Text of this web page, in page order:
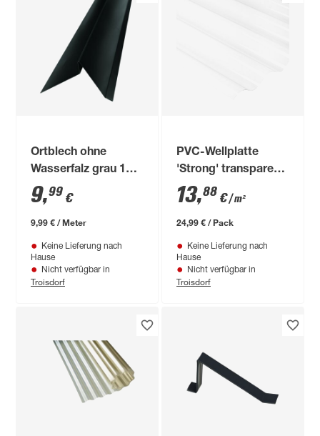
Ortblech ohne
Wasserfalz grau 100
x 26,3 x 0,06 cm
9,99 €
9,99 € / Meter
Keine Lieferung nach
Hause
Nicht verfügbar in
Troisdorf
PVC-Wellplatte
'Strong' transparent
200 x 90 x 0,12 cm
13,88 €/ m²
24,99 € / Pack
Keine Lieferung nach
Hause
Nicht verfügbar in
Troisdorf